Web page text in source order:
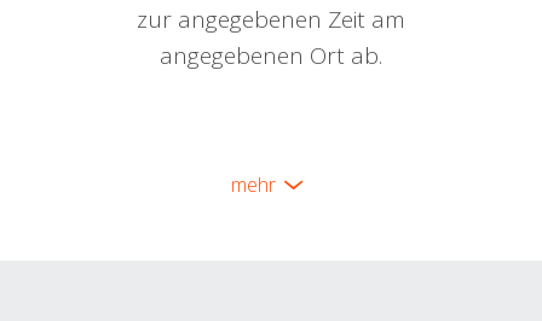
zur angegebenen Zeit am
angegebenen Ort ab.
mehr